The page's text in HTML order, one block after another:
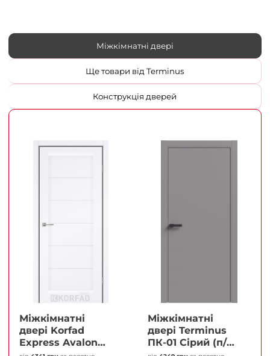
Міжкімнатні двері
Ще товари від Terminus
Конструкція дверей
Міжкімнатні
двері Korfad
Express Avalon
Міжкімнатні
двері Terminus
ПК-01 Сірий (п/п)